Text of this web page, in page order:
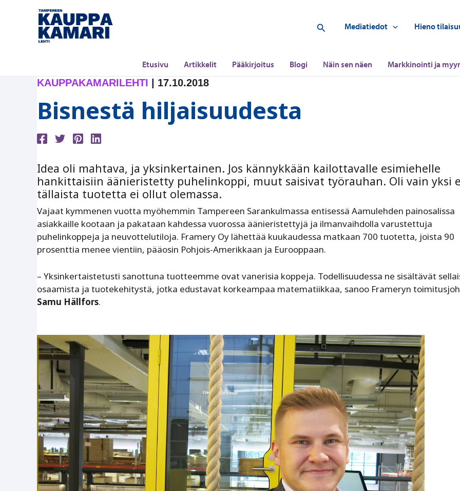
Hae Mediatiedot Hieno
Etusivu Artikkelit Pääkirjoitus Blogi Näin sen näen Markkinointi ja
KAUPPAKAMARILEHTI | 17.10.2018
Bisnestä hiljaisuudesta
Idea oli mahtava, ja yksinkertainen. Jos kännykkään kailottavalle esimiehelle
hankittaisiin äänieristetty puhelinkoppi, muut saisivat työrauhan. Oli vain yksi
tällaista tuotetta ei ollut olemassa.
Vajaat kymmenen vuotta myöhemmin Tampereen Sarankulmassa entisessä Aamulehden painosalissa
asiakkaille kootaan ja pakataan kahdessa vuorossa äänieristettyjä ja ilmanvaihdolla varustettuja
puhelinkoppeja ja neuvottelutiloja. Framery Oy lähettää kuukaudessa matkaan 700 tuotetta, joista 90
prosenttia menee vientiin, pääosin Pohjois-Amerikkaan ja Eurooppaan.
– Yksinkertaistetusti sanottuna tuotteemme ovat vanerisia koppeja. Todellisuudessa ne sisältävät
osaamista ja tuotekehitystä, jotka edustavat korkeampaa matematiikkaa, sanoo Frameryn
Samu Hällfors.